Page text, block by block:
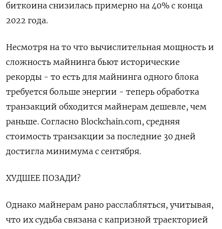
биткоина снизилась примерно на 40% с конца
2022 года.
Несмотря на то что вычислительная мощность и
сложность майнинга бьют исторические
рекорды - то есть для майнинга одного блока
требуется больше энергии - теперь обработка
транзакций обходится майнерам дешевле, чем
раньше. Согласно Blockchain.com, средняя
стоимость транзакции за последние 30 дней
достигла минимума с сентября.
ХУДШЕЕ ПОЗАДИ?
Однако майнерам рано расслабляться, учитывая,
что их судьба связана с капризной траекторией